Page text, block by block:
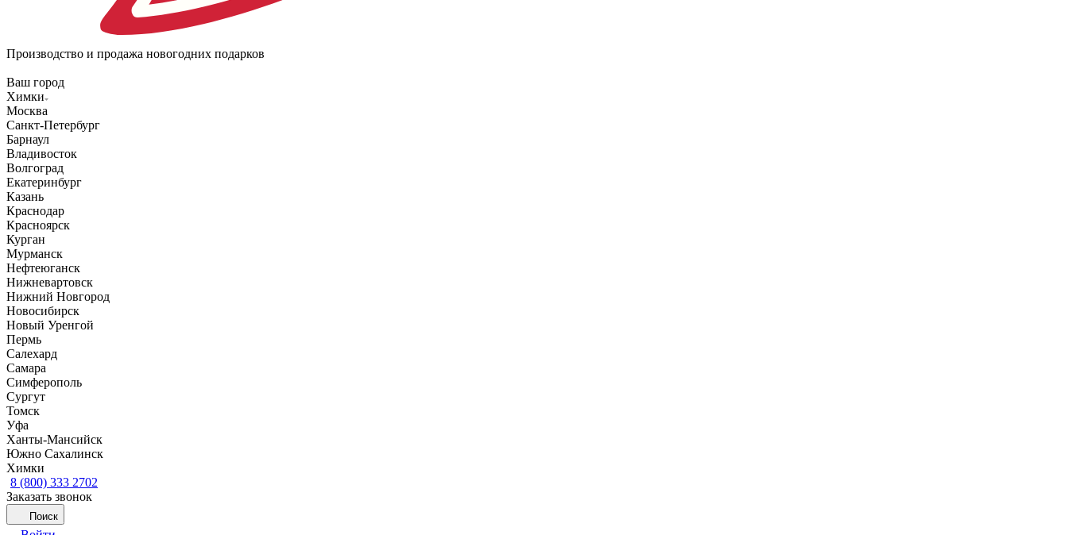
Производство и продажа новогодних подарков
Ваш город
Химки
Москва
Санкт-Петербург
Барнаул
Владивосток
Волгоград
Екатеринбург
Казань
Краснодар
Красноярск
Курган
Мурманск
Нефтеюганск
Нижневартовск
Нижний Новгород
Новосибирск
Новый Уренгой
Пермь
Салехард
Самара
Симферополь
Сургут
Томск
Уфа
Ханты-Мансийск
Южно Сахалинск
Химки
8 (800) 333 2702
Заказать звонок
Поиск